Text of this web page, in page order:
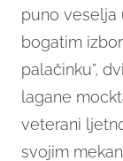
puno veselja
bogatim
palačinku”,
lagane
veterani
svojim